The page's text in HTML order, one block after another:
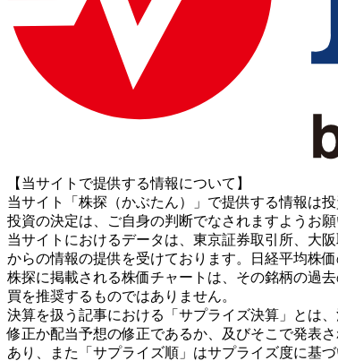
【当サイトで提供する情報について】
当サイト「株探（かぶたん）」で提供する情報は
投資の決定は、ご自身の判断でなされますようお願
当サイトにおけるデータは、東京証券取引所、大阪
からの情報の提供を受けております。日経平均株
株探に掲載される株価チャートは、その銘柄の過
買を推奨するものではありません。
決算を扱う記事における「サプライズ決算」とは
修正か配当予想の修正であるか、及びそこで発表
あり、また「サプライズ順」はサプライズ度に基